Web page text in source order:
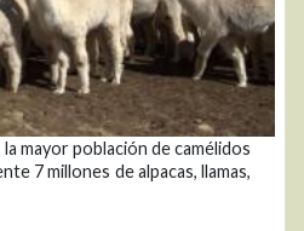
mayor población de camélidos
7 millones de alpacas, llamas,